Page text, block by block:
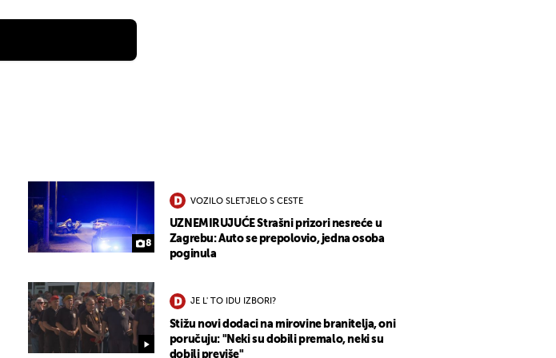
8
VOZILO SLETJELO S CESTE
UZNEMIRUJUĆE Strašni prizori nesreće u
Zagrebu: Auto se prepolovio, jedna osoba
poginula
JE L' TO IDU IZBORI?
Stižu novi dodaci na mirovine branitelja, oni
poručuju: "Neki su dobili premalo, neki su
dobili previše"